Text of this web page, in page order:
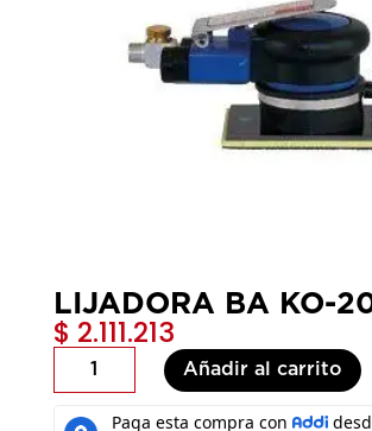
LIJADORA BA KO-
$ 2.111.213
LIJADORA
KO-
Añadir al carrito